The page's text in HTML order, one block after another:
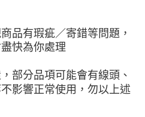
品有瑕疵／寄錯等問題，
快為你處理
部分品項可能會有線頭、
影響正常使用，勿以上述